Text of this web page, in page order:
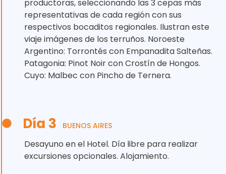
productoras, seleccionando las 3 cepas más
representativas de cada región con sus
respectivos bocaditos regionales. Ilustran este
viaje imágenes de los terruños. Noroeste
Argentino: Torrontés con Empanadita Salteñas.
Patagonia: Pinot Noir con Crostín de Hongos.
Cuyo: Malbec con Pincho de Ternera.
Día 3 BUENOS AIRES
Desayuno en el Hotel. Día libre para realizar
excursiones opcionales. Alojamiento.